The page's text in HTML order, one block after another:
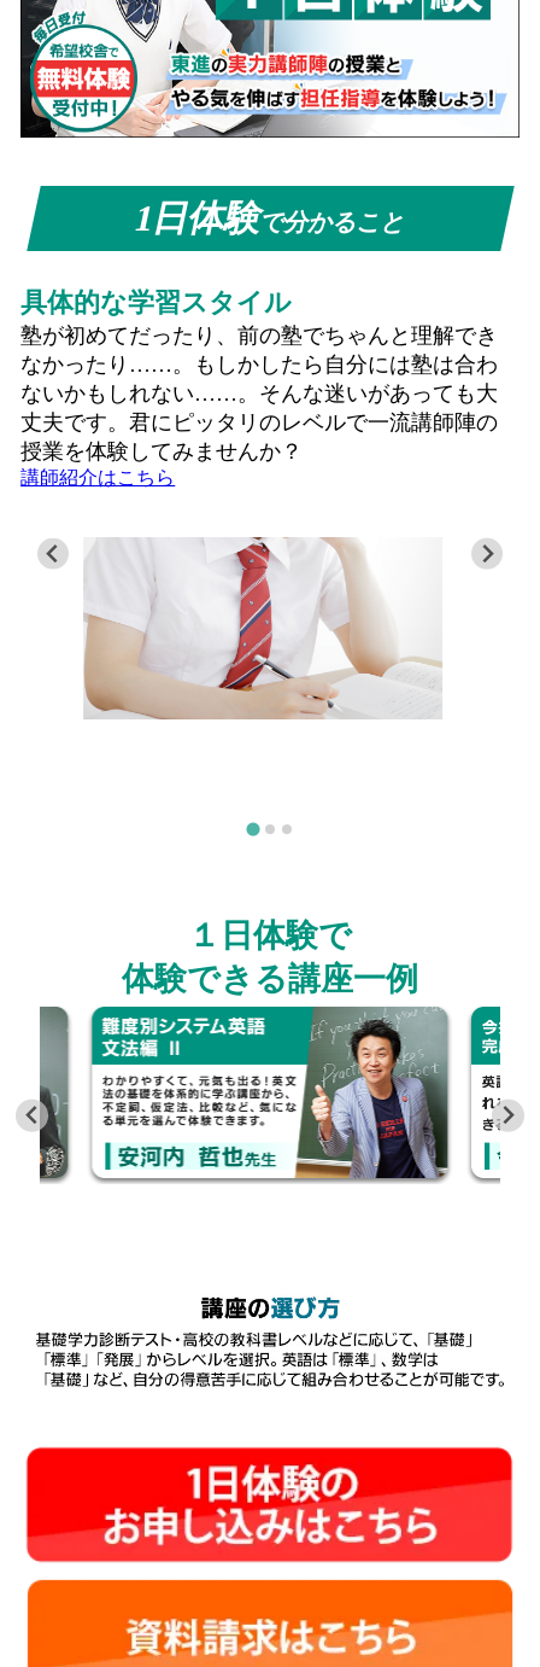
1日体験で分かること
具体的な学習スタイル
塾が初めてだったり、前の塾でちゃんと理解でき
なかったり……。もしかしたら自分には塾は合わ
ないかもしれない……。そんな迷いがあっても大
丈夫です。君にピッタリのレベルで一流講師陣の
授業を体験してみませんか？
講師紹介はこちら
１日体験で
体験できる講座一例